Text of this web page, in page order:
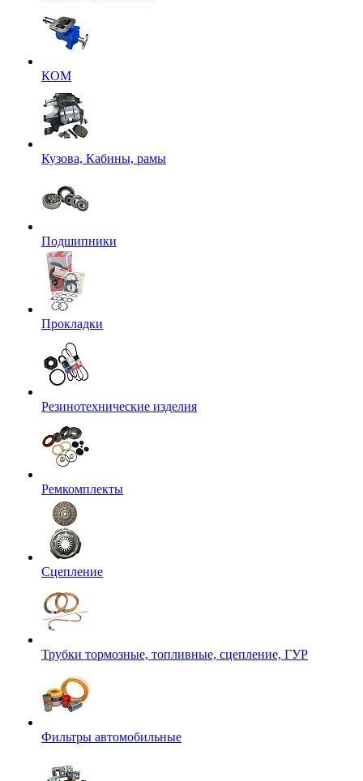
КОМ
Кузова, Кабины, рамы
Подшипники
Прокладки
Резинотехнические изделия
Ремкомплекты
Сцепление
Трубки тормозные, топливные, сцепление, ГУР
Фильтры автомобильные